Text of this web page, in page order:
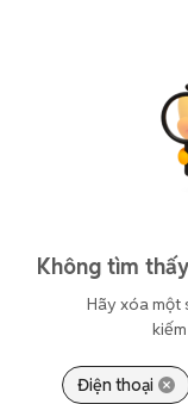
Không tìm
Hãy xóa một
Điện thoại